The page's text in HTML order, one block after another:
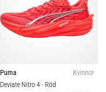
Puma
Kvinnor
Deviate Nitro 4- Röd